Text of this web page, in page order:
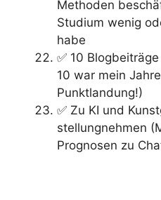
Methoden
Studium wenig
habe
✅ 10
10 war mein
Punktlandung!)
✅ Zu KI und
stellungnehmen
Prognosen zu